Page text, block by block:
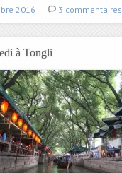
2016 3 commentaires
à Tongli